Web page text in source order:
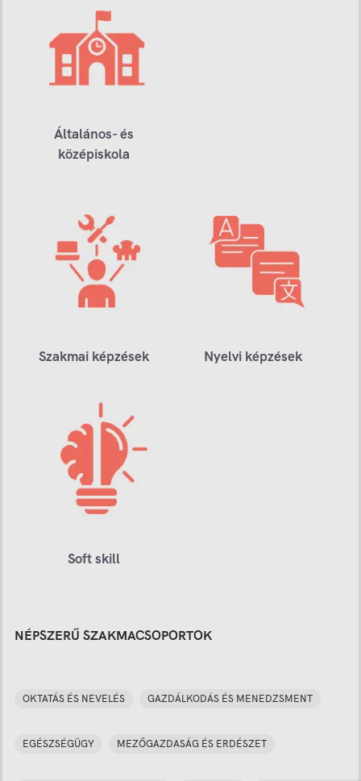
Általános- és
középiskola
Szakmai képzések Nyelvi képzések
Soft skill
NÉPSZERŰ SZAKMACSOPORTOK
OKTATÁS ÉS NEVELÉS GAZDÁLKODÁS ÉS MENEDZSMENT
EGÉSZSÉGÜGY MEZŐGAZDASÁG ÉS ERDÉSZET